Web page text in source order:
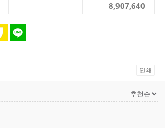
8,907,640
인쇄